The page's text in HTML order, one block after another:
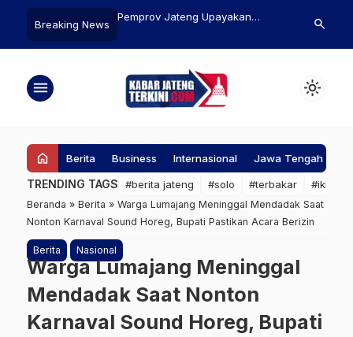
Breaking News
Wisata Dieng
Plt Bupati Sambut Rombongan
Pati
Pemkot
Wujudkan
search
menu light_mode
home Berita Business Internasional Jawa Tengah
TRENDING TAGS #berita jateng #solo #terbakar #ikn
Beranda » Berita » Warga Lumajang Meninggal Mendadak Saat
Nonton Karnaval Sound Horeg, Bupati Pastikan Acara Berizin
Berita Nasional
Warga Lumajang Meninggal
Mendadak Saat Nonton
Karnaval Sound Horeg, Bupati